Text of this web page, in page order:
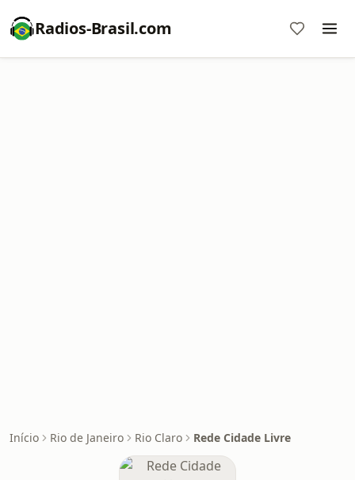
Radios-Brasil.com
Início Rio de Janeiro Rio Claro Rede Cidade Livre